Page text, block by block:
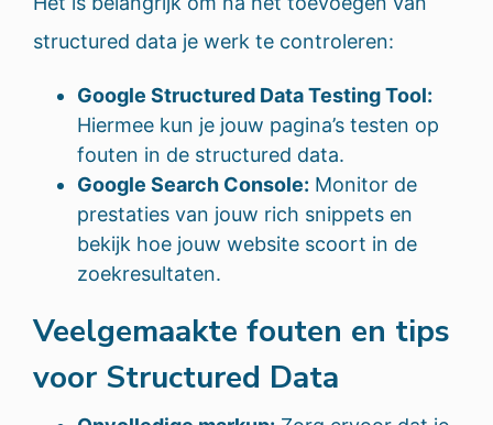
structured data je werk te controleren:
Google Structured Data Testing Tool:
Hiermee kun je jouw pagina’s testen op
fouten in de structured data.
Google Search Console: Monitor de
prestaties van jouw rich snippets en
bekijk hoe jouw website scoort in de
zoekresultaten.
Veelgemaakte fouten en tips
voor Structured Data